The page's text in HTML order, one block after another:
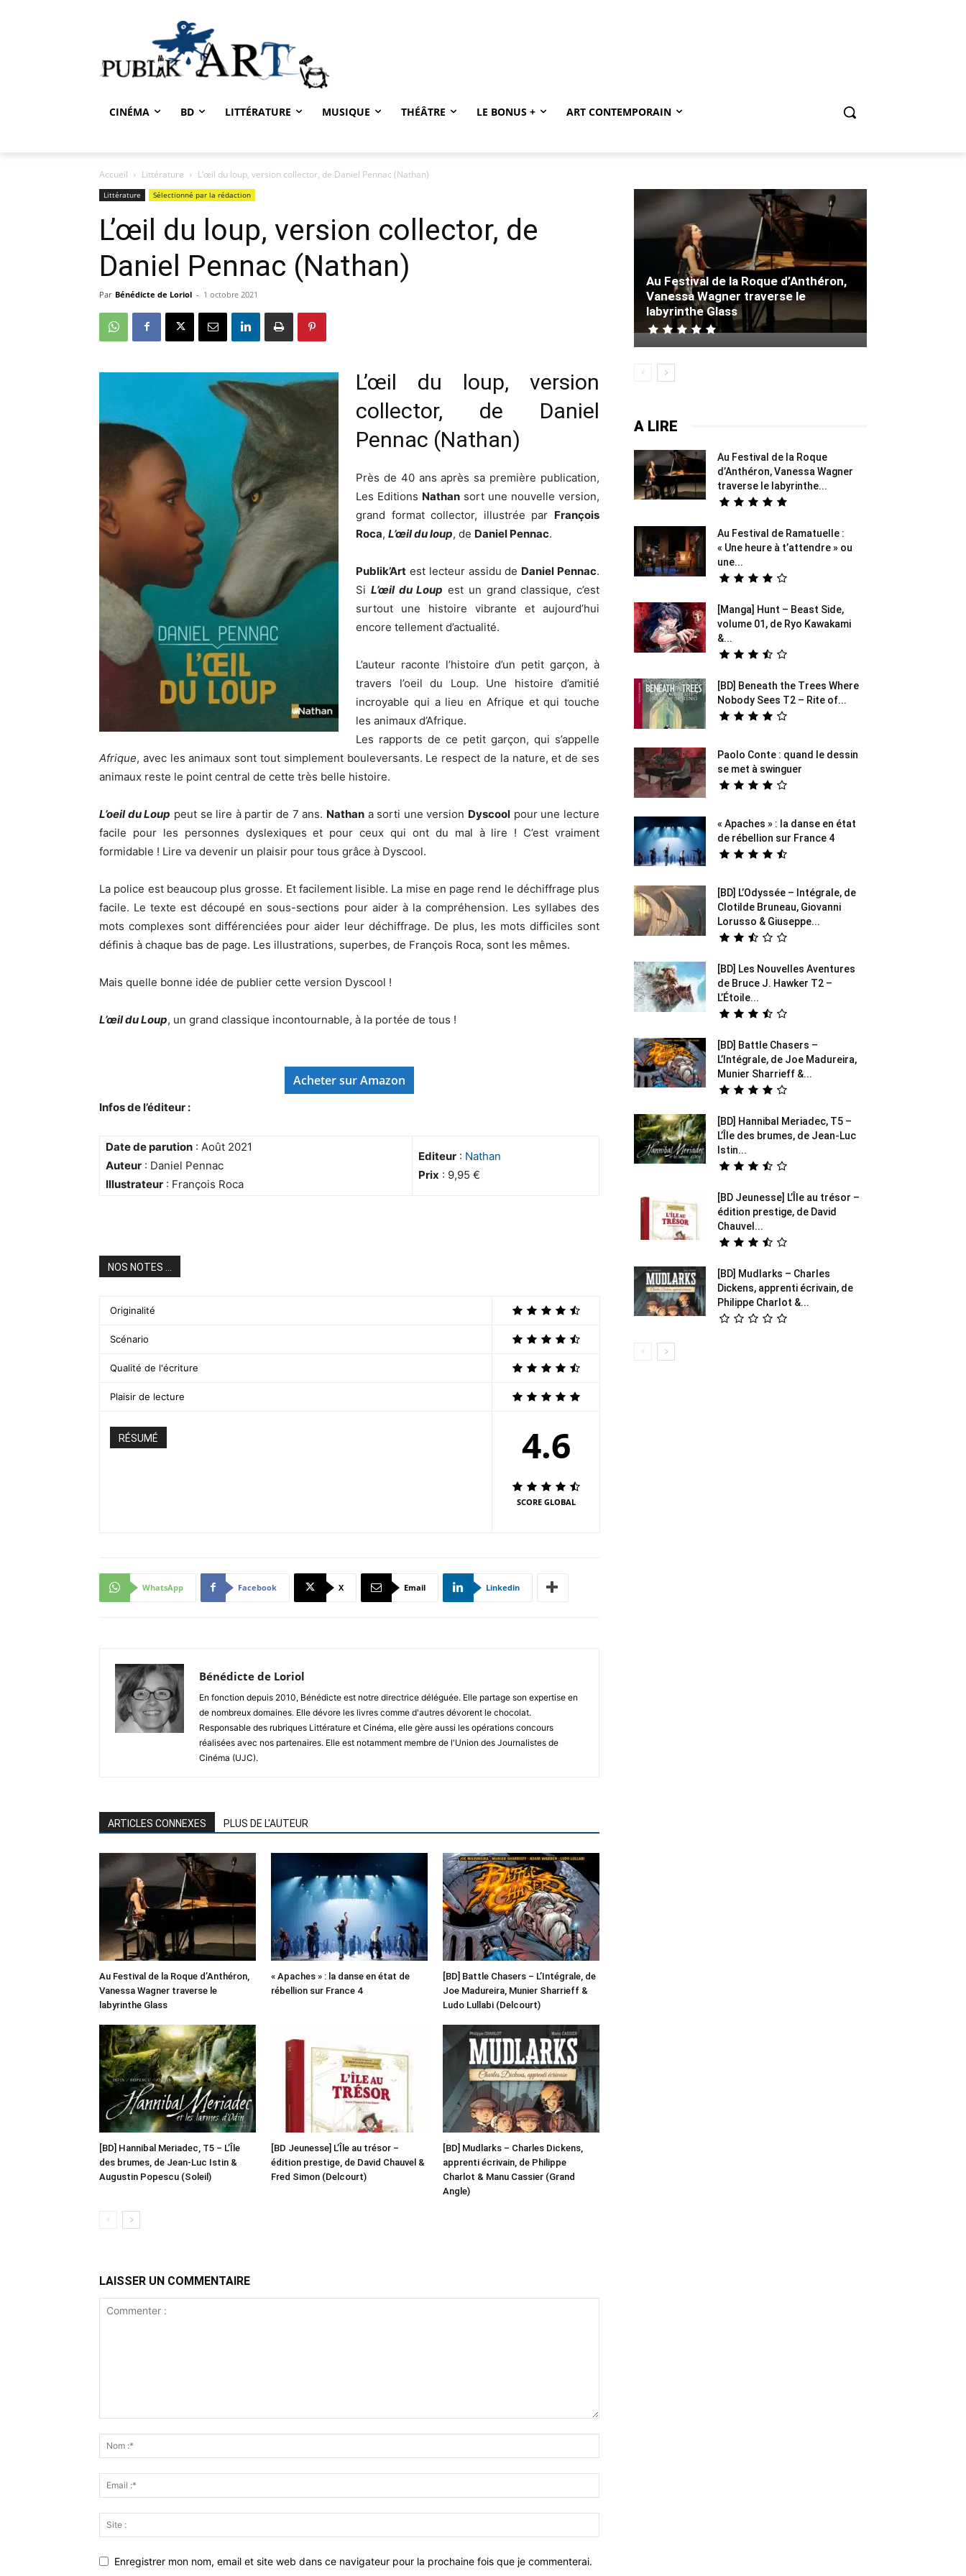
CINÉMA BD LITTÉRATURE MUSIQUE THÉÂTRE LE BONUS + ART CONTEMPORAIN
Accueil Littérature L’œil du loup, version collector, de Daniel Pennac (Nathan)
Littérature Sélectionné par la rédaction
L’œil du loup, version collector, de
Daniel Pennac (Nathan)
Par Bénédicte de Loriol - 1 octobre 2021
L’œil du loup, version
collector, de Daniel
Pennac (Nathan)
Près de 40 ans après sa première publication,
Les Editions Nathan sort une nouvelle version,
grand format collector, illustrée par François
Roca, L’œil du loup, de Daniel Pennac.
Publik’Art est lecteur assidu de Daniel Pennac.
Si L’œil du Loup est un grand classique, c’est
surtout une histoire vibrante et aujourd’hui
encore tellement d’actualité.
L’auteur raconte l’histoire d’un petit garçon, à
travers l’oeil du Loup. Une histoire d’amitié
incroyable qui a lieu en Afrique et qui touche
les animaux d’Afrique.
Les rapports de ce petit garçon, qui s’appelle
Afrique, avec les animaux sont tout simplement bouleversants. Le respect de la nature, et de ses
animaux reste le point central de cette très belle histoire.
L’oeil du Loup peut se lire à partir de 7 ans. Nathana sorti une version Dyscool pour une lecture
facile pour les personnes dyslexiques et pour ceux qui ont du mal à lire ! C’est vraiment
formidable ! Lire va devenir un plaisir pour tous grâce à Dyscool.
La police est beaucoup plus grosse. Et facilement lisible. La mise en page rend le déchiffrage plus
facile. Le texte est découpé en sous-sections pour aider à la compréhension. Les syllabes des
mots complexes sont différenciées pour aider leur déchiffrage. De plus, les mots difficiles sont
définis à chaque bas de page. Les illustrations, superbes, de François Roca, sont les mêmes.
Mais quelle bonne idée de publier cette version Dyscool !
L’œil du Loup, un grand classique incontournable, à la portée de tous !
Acheter sur Amazon
Infos de l’éditeur :
Date de parution : Août 2021
Auteur : Daniel Pennac
Illustrateur : François Roca
Editeur : Nathan
Prix : 9,95 €
NOS NOTES ...
Originalité
Scénario
Qualité de l'écriture
Plaisir de lecture
RÉSUMÉ 4.6
SCORE GLOBAL
WhatsApp Facebook X Email Linkedin
Bénédicte de Loriol
En fonction depuis 2010, Bénédicte est notre directrice déléguée. Elle partage son expertise en
de nombreux domaines. Elle dévore les livres comme d'autres dévorent le chocolat.
Responsable des rubriques Littérature et Cinéma, elle gère aussi les opérations concours
réalisées avec nos partenaires. Elle est notamment membre de l'Union des Journalistes de
Cinéma (UJC).
ARTICLES CONNEXES PLUS DE L'AUTEUR
Au Festival de la Roque d’Anthéron,
Vanessa Wagner traverse le
labyrinthe Glass
« Apaches » : la danse en état de
rébellion sur France 4
[BD] Battle Chasers – L’Intégrale, de
Joe Madureira, Munier Sharrieff &
Ludo Lullabi (Delcourt)
[BD] Hannibal Meriadec, T5 – L’Île
des brumes, de Jean-Luc Istin &
Augustin Popescu (Soleil)
[BD Jeunesse] L’Île au trésor –
édition prestige, de David Chauvel &
Fred Simon (Delcourt)
[BD] Mudlarks – Charles Dickens,
apprenti écrivain, de Philippe
Charlot & Manu Cassier (Grand
Angle)
LAISSER UN COMMENTAIRE
Enregistrer mon nom, email et site web dans ce navigateur pour la prochaine fois que je commenterai.
Au Festival de la Roque d’Anthéron,
Vanessa Wagner traverse le
labyrinthe Glass
A LIRE
Au Festival de la Roque
d’Anthéron, Vanessa Wagner
traverse le labyrinthe...
Au Festival de Ramatuelle :
« Une heure à t’attendre » ou
une...
[Manga] Hunt – Beast Side,
volume 01, de Ryo Kawakami
&...
[BD] Beneath the Trees Where
Nobody Sees T2 – Rite of...
Paolo Conte : quand le dessin
se met à swinguer
« Apaches » : la danse en état
de rébellion sur France 4
[BD] L’Odyssée – Intégrale, de
Clotilde Bruneau, Giovanni
Lorusso & Giuseppe...
[BD] Les Nouvelles Aventures
de Bruce J. Hawker T2 –
L’Étoile...
[BD] Battle Chasers –
L’Intégrale, de Joe Madureira,
Munier Sharrieff &...
[BD] Hannibal Meriadec, T5 –
L’Île des brumes, de Jean-Luc
Istin...
[BD Jeunesse] L’Île au trésor –
édition prestige, de David
Chauvel...
[BD] Mudlarks – Charles
Dickens, apprenti écrivain, de
Philippe Charlot &...